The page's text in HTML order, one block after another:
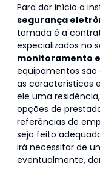
Para dar início a
segurança
tomada é a
especializados no
monitoramento
equipamentos
as características
ele uma
opções de
referências de
seja feito
irá necessitar de
eventualmente,